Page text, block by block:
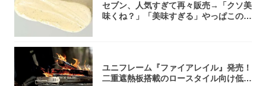
セブン、人気すぎて再々販売→「クソ美
味くね？」「美味すぎる」やっぱこのク
ユニフレーム『ファイアレイル』発売！
二重遮熱板搭載のロースタイル向け低型